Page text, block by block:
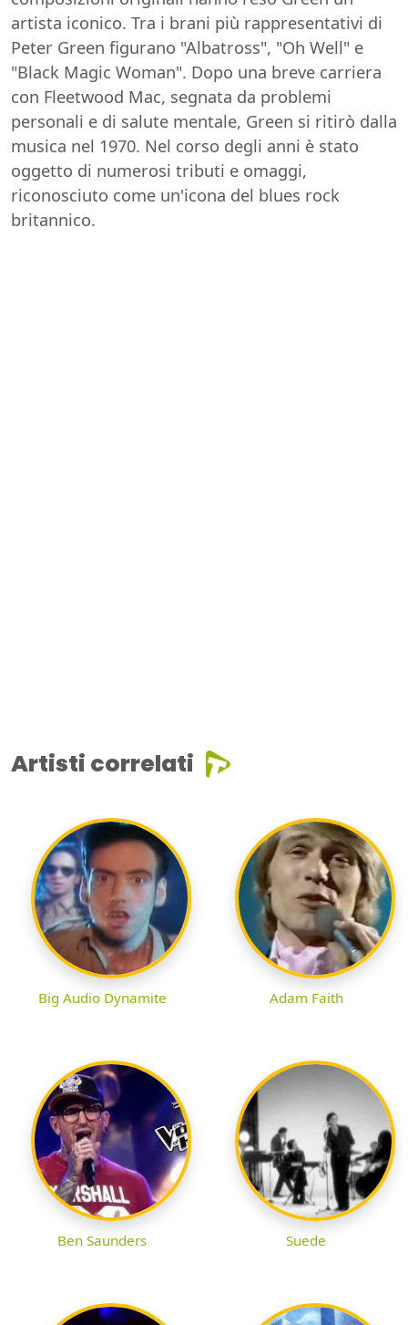
artista iconico. Tra i brani più rappresentativi di
Peter Green figurano "Albatross", "Oh Well" e
"Black Magic Woman". Dopo una breve carriera
con Fleetwood Mac, segnata da problemi
personali e di salute mentale, Green si ritirò dalla
musica nel 1970. Nel corso degli anni è stato
oggetto di numerosi tributi e omaggi,
riconosciuto come un'icona del blues rock
britannico.
Artisti correlati
Big Audio Dynamite Adam Faith
Ben Saunders Suede